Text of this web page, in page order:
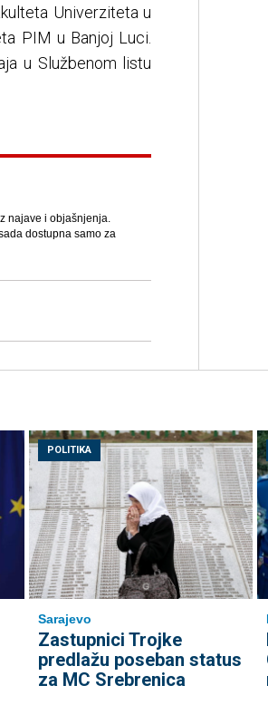
Univerziteta u
PIM u Banjoj Luci.
u Službenom listu
najave i objašnjenja.
dostupna samo za
POLITIKA
Sarajevo
Zastupnici Trojke
predlažu poseban status
za MC Srebrenica